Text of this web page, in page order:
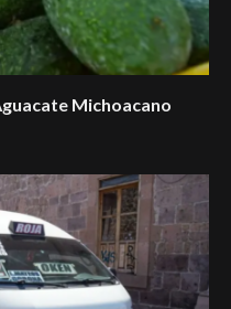
Michoacano